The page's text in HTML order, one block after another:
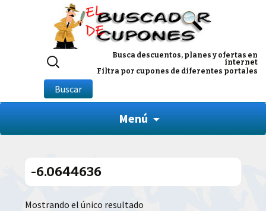
Busca descuentos, planes y ofertas en
internet
Filtra por cupones de diferentes portales
Buscar
por:
Buscar
Menú
-6.0644636
Mostrando el único resultado